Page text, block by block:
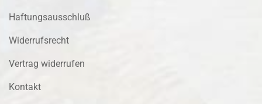
Haftungsausschluß
Widerrufsrecht
Vertrag widerrufen
Kontakt